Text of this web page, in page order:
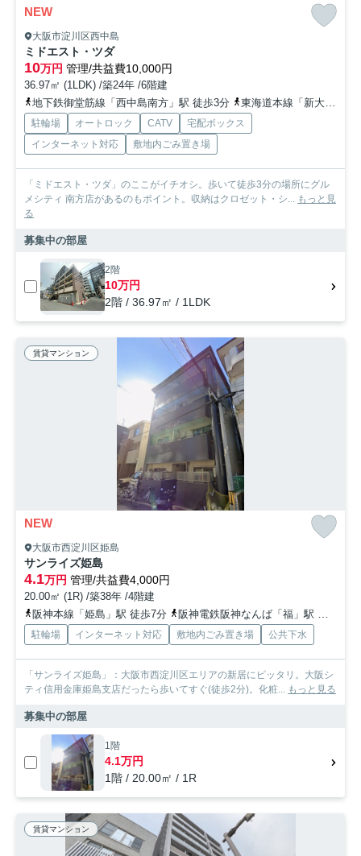
NEW
大阪市淀川区西中島
ミドエスト・ツダ
10万円 管理/共益費10,000円
36.97㎡ (1LDK) /築24年 /6階建
地下鉄御堂筋線「西中島南方」駅 徒歩3分
東海道本線「新大阪」駅 徒歩11分
駐輪場 オートロック CATV
宅配ボックス
インターネット対応
敷地内ごみ置き場
「ミドエスト・ツダ」のここがイチオシ。歩いて徒歩3分の場所にグル
メシティ 南方店があるのもポイント。収納はクロゼット・シ... もっと見
る
募集中の部屋
2階
10万円
2階 / 36.97㎡ / 1LDK
賃貸マンション
NEW
大阪市西淀川区姫島
サンライズ姫島
4.1万円 管理/共益費4,000円
20.00㎡ (1R) /築38年 /4階建
阪神本線「姫島」駅 徒歩7分
阪神電鉄阪神なんば「福」駅 徒歩14分
駐輪場 インターネット対応 敷地内ごみ置き場 公共下水
「サンライズ姫島」：大阪市西淀川区エリアの新居にピッタリ。大阪シ
ティ信用金庫姫島支店だったら歩いてすぐ(徒歩2分)。化粧... もっと見る
募集中の部屋
1階
4.1万円
1階 / 20.00㎡ / 1R
賃貸マンション